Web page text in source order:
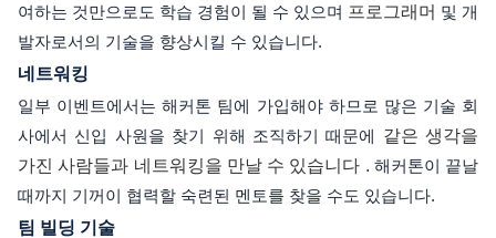
여하는 것만으로도 학습 경험이 될 수 있으며 프로그래머 및 개
발자로서의 기술을 향상시킬 수 있습니다.
네트워킹
일부 이벤트에서는 해커톤 팀에 가입해야 하므로 많은 기술 회
사에서 신입 사원을 찾기 위해 조직하기 때문에 같은 생각을
가진 사람들과 네트워킹을 만날 수 있습니다 . 해커톤이 끝날
때까지 기꺼이 협력할 숙련된 멘토를 찾을 수도 있습니다.
팀 빌딩 기술